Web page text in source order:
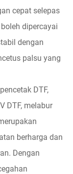
cepat selepas
dipercayai
dengan
palsu yang
DTF,
DTF, melabur
berharga dan
Dengan